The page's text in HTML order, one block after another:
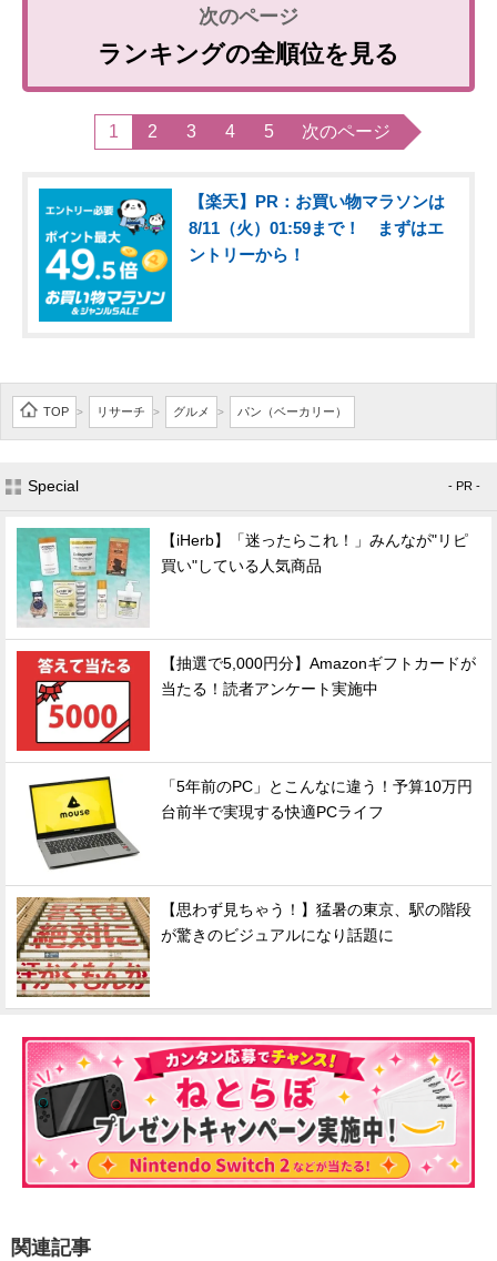
ランキングの全順位を見る
1 2 3 4 5 次のページ
【楽天】PR：お買い物マラソンは
8/11（火）01:59まで！ まずはエ
ントリーから！
TOP > リサーチ > グルメ > パン（ベーカリー）
Special - PR -
【iHerb】「迷ったらこれ！」みんなが"リピ
買い"している人気商品
【抽選で5,000円分】Amazonギフトカードが
当たる！読者アンケート実施中
「5年前のPC」とこんなに違う！予算10万円
台前半で実現する快適PCライフ
【思わず見ちゃう！】猛暑の東京、駅の階段
が驚きのビジュアルになり話題に
関連記事